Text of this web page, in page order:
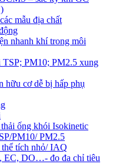
mẫu địa chất
nhanh khí trong môi
PM10; PM2.5 xung
hữu cơ dễ bị hấp phụ
ống khói Isokinetic
PM10/ PM2.5
tích nhỏ/ IAQ
EC, DO…- đo đa chỉ tiêu